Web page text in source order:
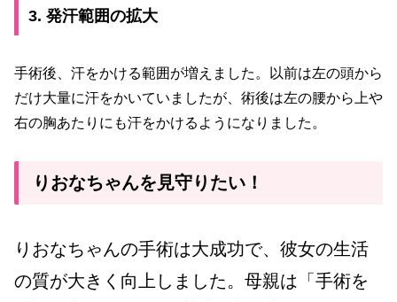
3. 発汗範囲の拡大
手術後、汗をかける範囲が増えました。以前は左の頭から
だけ大量に汗をかいていましたが、術後は左の腰から上や
右の胸あたりにも汗をかけるようになりました。
りおなちゃんを見守りたい！
りおなちゃんの手術は大成功で、彼女の生活
の質が大きく向上しました。母親は「手術を